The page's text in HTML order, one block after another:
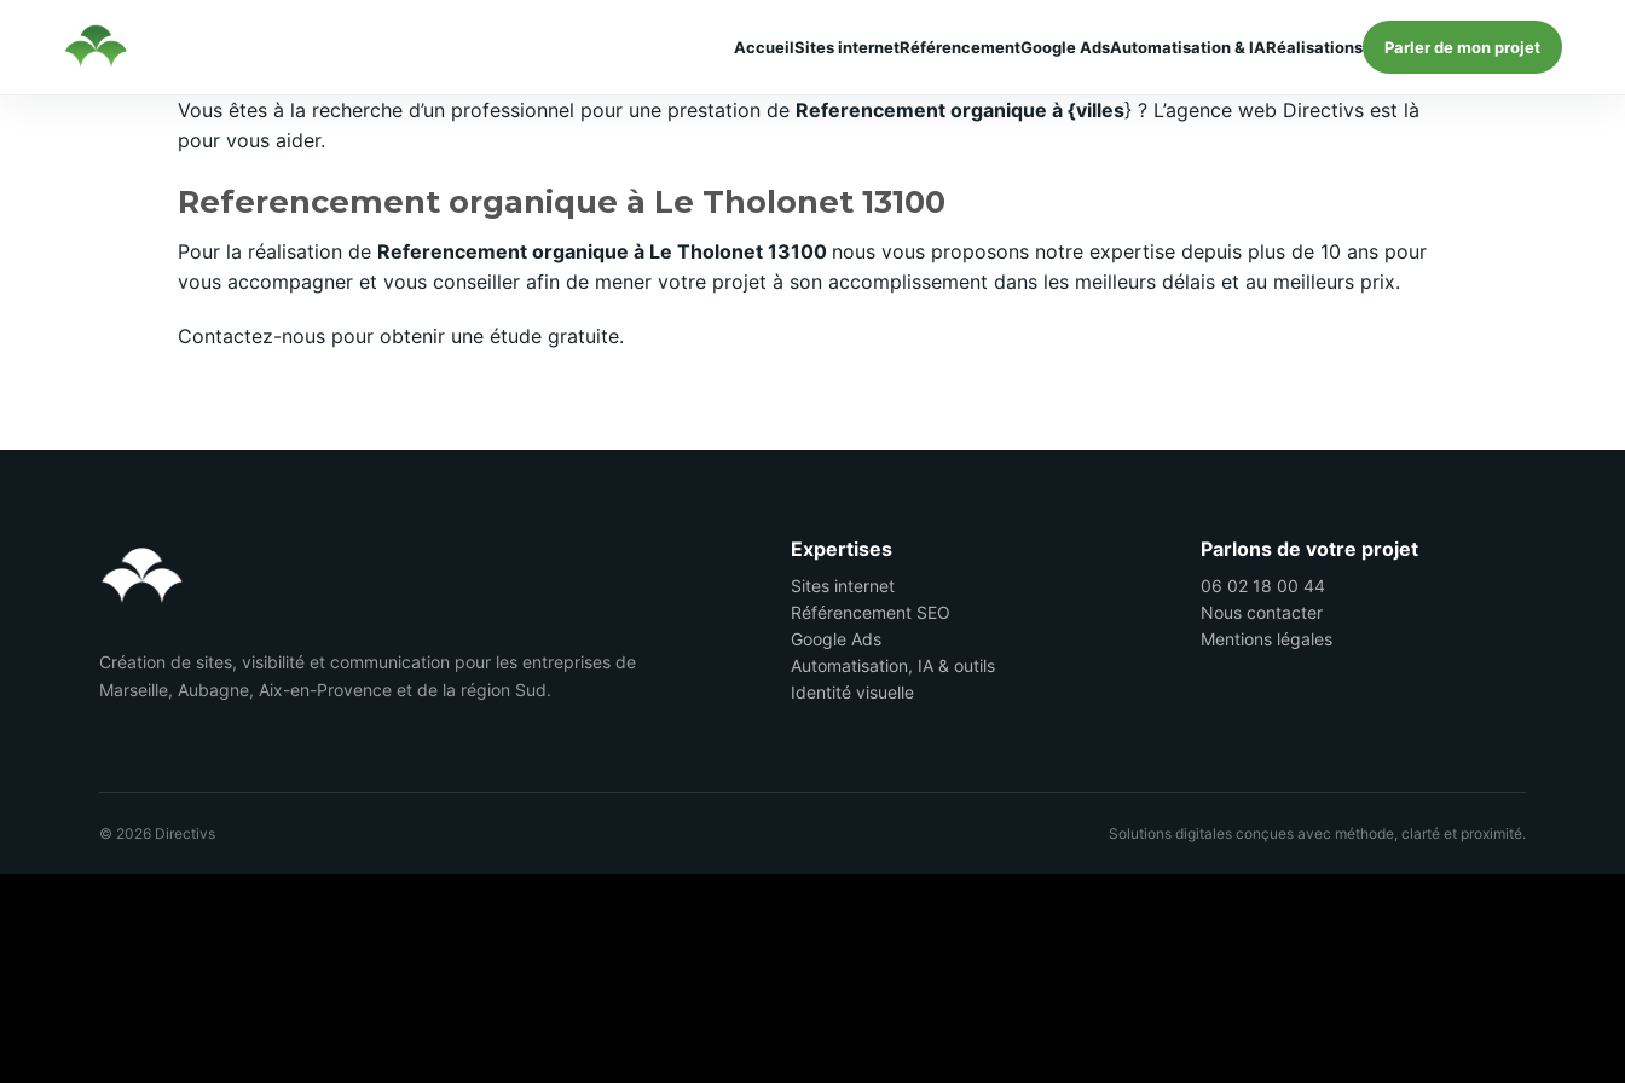
AccueilSites internetRéférencementGoogle AdsAutomatisation & IARéalisations Parler de mon projet
Vous êtes à la recherche d’un professionnel pour une prestation de Referencement organique à {villes} ? L’agence web Directivs est là
pour vous aider.
Referencement organique à Le Tholonet 13100
Pour la réalisation de Referencement organique à Le Tholonet 13100 nous vous proposons notre expertise depuis plus de 10 ans pour
vous accompagner et vous conseiller afin de mener votre projet à son accomplissement dans les meilleurs délais et au meilleurs prix.
Contactez-nous pour obtenir une étude gratuite.
Création de sites, visibilité et communication pour les entreprises de
Marseille, Aubagne, Aix-en-Provence et de la région Sud.
Expertises
Sites internet
Référencement SEO
Google Ads
Automatisation, IA & outils
Identité visuelle
Parlons de votre projet
06 02 18 00 44
Nous contacter
Mentions légales
© 2026 Directivs Solutions digitales conçues avec méthode, clarté et proximité.